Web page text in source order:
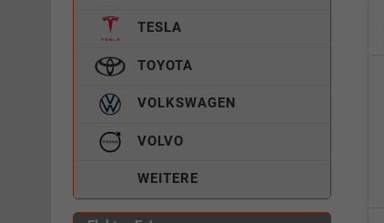
TESLA
TOYOTA
VOLKSWAGEN
VOLVO
WEITERE